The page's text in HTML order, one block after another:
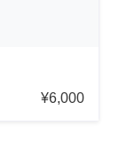
¥6,000